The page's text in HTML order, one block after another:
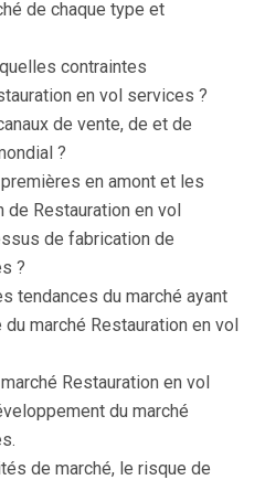
de chaque type et
contraintes
en vol services ?
de vente, de et de
?
en amont et les
Restauration en vol
de fabrication de
?
tendances du marché ayant
marché Restauration en vol
Restauration en vol
du marché
de marché, le risque de